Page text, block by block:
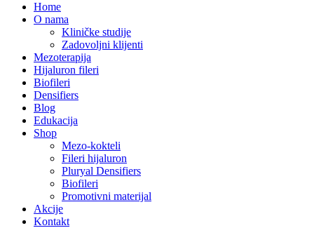
Home
O nama
Kliničke studije
Zadovoljni klijenti
Mezoterapija
Hijaluron fileri
Biofileri
Densifiers
Blog
Edukacija
Shop
Mezo-kokteli
Fileri hijaluron
Pluryal Densifiers
Biofileri
Promotivni materijal
Akcije
Kontakt